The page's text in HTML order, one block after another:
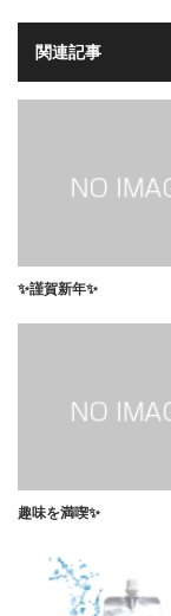
関連記事
✨謹賀新年✨
趣味を満喫✨